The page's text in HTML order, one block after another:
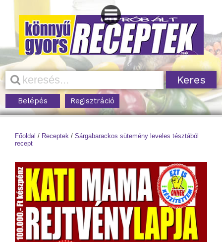
Belépés Regisztráció
Főoldal / Receptek / Sárgabarackos sütemény leveles tésztából
recept